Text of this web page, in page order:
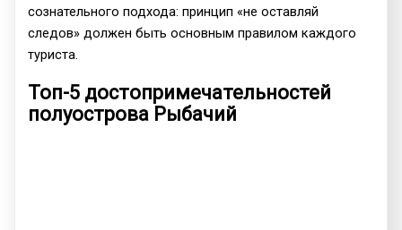
сознательного подхода: принцип «не оставляй
следов» должен быть основным правилом каждого
туриста.
Топ-5 достопримечательностей
полуострова Рыбачий